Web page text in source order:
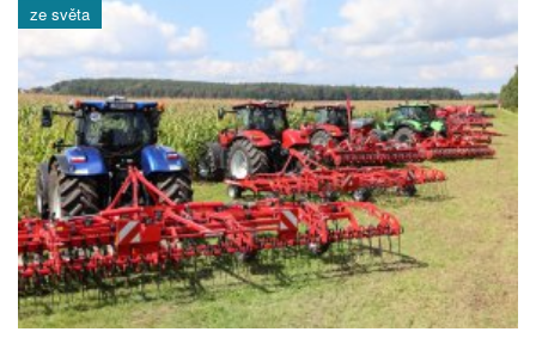
ze světa